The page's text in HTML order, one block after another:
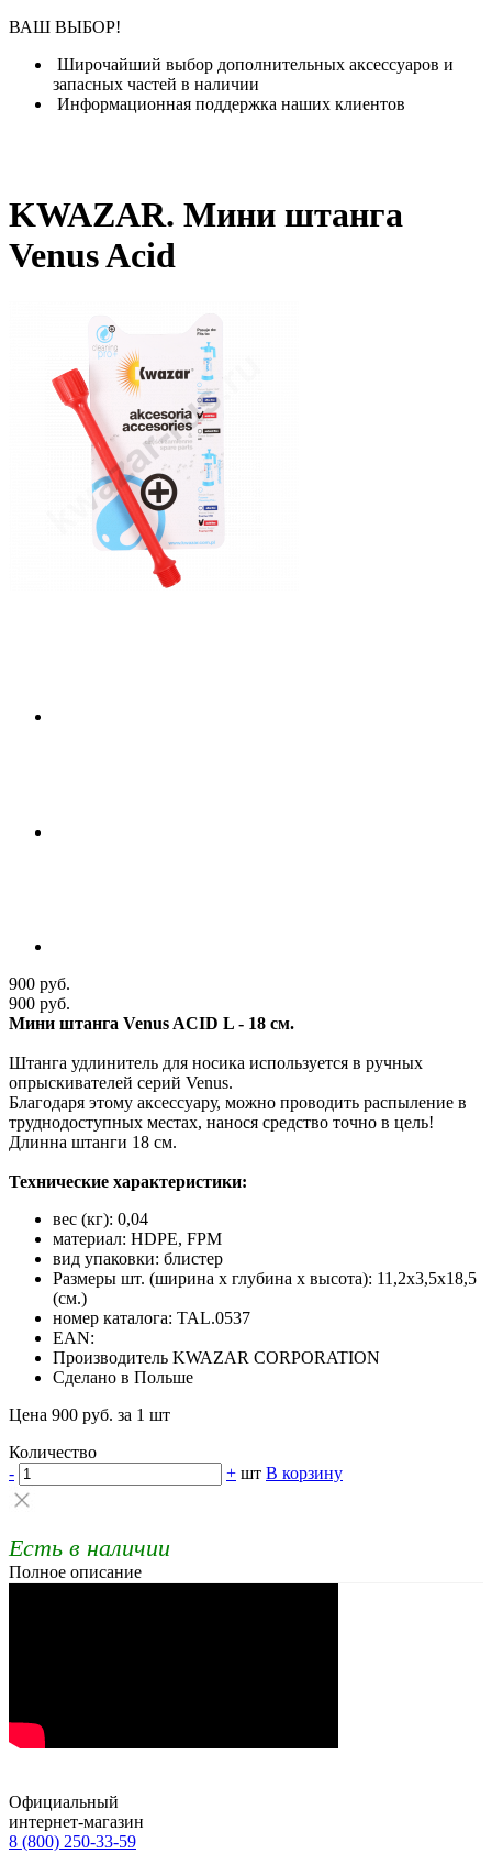
ВАШ ВЫБОР!
Широчайший выбор дополнительных аксессуаров и
запасных частей в наличии
Информационная поддержка наших клиентов
KWAZAR. Мини штанга
Venus Acid
900 руб.
900 руб.
Мини штанга Venus ACID L - 18 см.
Штанга удлинитель для носика используется в ручных
опрыскивателей серий Venus.
Благодаря этому аксессуару, можно проводить распыление в
труднодоступных местах, нанося средство точно в цель!
Длинна штанги 18 см.
Технические характеристики:
вес (кг): 0,04
материал: HDPE, FPM
вид упаковки: блистер
Размеры шт. (ширина х глубина х высота): 11,2х3,5х18,5
(см.)
номер каталога: TAL.0537
EAN:
Производитель KWAZAR CORPORATION
Сделано в Польше
Цена 900 руб. за 1 шт
Количество
-
+ шт В корзину
Есть в наличии
Полное описание
Официальный
интернет-магазин
8 (800) 250-33-59